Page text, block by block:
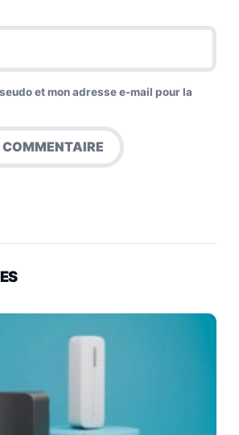
et mon adresse e-mail pour la